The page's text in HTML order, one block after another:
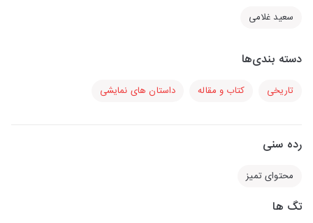
سعید غلامی
دسته بندی‌ها
تاریخی کتاب و مقاله داستان های نمایشی
رده سنی
محتوای تمیز
تگ ها